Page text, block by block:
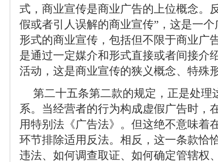
式，商业宣传是商业广告的上位概念。
假或者引人误解的商业宣传”，这是一
形式的商业宣传，包括但不限于商业广
是通过一定媒介和形式直接或者间接介
活动，这是商业宣传的狭义概念、特殊
第二十五条第二款的规定，正是处理
系。当经营者的行为构成虚假广告时，
用特别法《广告法》。但这绝不意味着
环节排除适用反法。相反，这一条款恰
违法、如何调查取证、如何确定管辖权